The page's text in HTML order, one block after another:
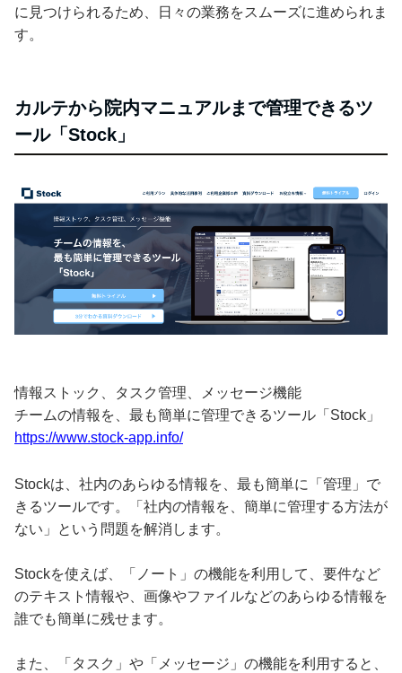
に見つけられるため、日々の業務をスムーズに進められま
す。
カルテから院内マニュアルまで管理できるツ
ール「Stock」
情報ストック、タスク管理、メッセージ機能
チームの情報を、最も簡単に管理できるツール「Stock」
https://www.stock-app.info/
Stockは、社内のあらゆる情報を、最も簡単に「管理」で
きるツールです。「社内の情報を、簡単に管理する方法が
ない」という問題を解消します。
Stockを使えば、「ノート」の機能を利用して、要件など
のテキスト情報や、画像やファイルなどのあらゆる情報を
誰でも簡単に残せます。
また、「タスク」や「メッセージ」の機能を利用すると、